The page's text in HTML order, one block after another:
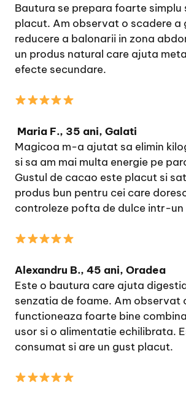
Bautura se prepara foarte simplu
placut. Am observat o scadere a
reducere a balonarii in zona
un produs natural care ajuta
efecte secundare.
Maria F., 35 ani, Galati
Magicoa m-a ajutat sa elimin
si sa am mai multa energie pe
Gustul de cacao este placut si
produs bun pentru cei care
controleze pofta de dulce intr-un
Alexandru B., 45 ani, Oradea
Este o bautura care ajuta
senzatia de foame. Am observat
functioneaza foarte bine
usor si o alimentatie echilibrata.
consumat si are un gust placut.